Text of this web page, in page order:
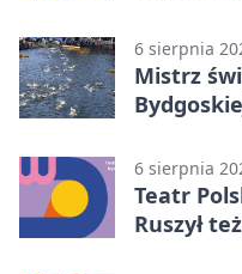
6 sierpnia
Mistrz
6 sierpnia
Teatr
Ruszył